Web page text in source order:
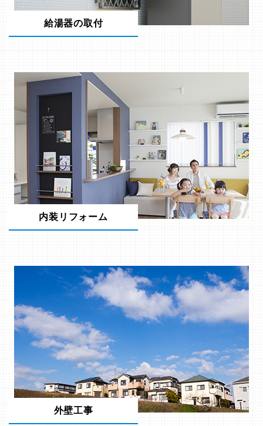
給湯器の取付
内装リフォーム
外壁工事